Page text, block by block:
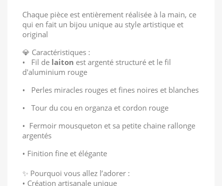
Chaque pièce est entièrement réalisée à la main, ce
qui en fait un bijou unique au style artistique et
original
💎 Caractéristiques :
•
Fil de laiton est argenté structuré et le fil
d'aluminium rouge
• Perles miracles rouges et fines noires et blanches
• Tour du cou en organza et cordon rouge
• Fermoir mousqueton et sa petite chaine rallonge
argentés
• Finition fine et élégante
✨ Pourquoi vous allez l’adorer :
• Création artisanale unique